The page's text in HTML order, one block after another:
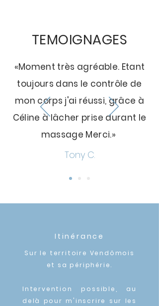
TEMOIGNAGES
«Moment très agréable. Etant
toujours dans le contrôle de
mon corps j'ai réussi, grâce à
Céline à lâcher prise durant le
massage Merci.»
Tony C.
Itinérance
Sur le territoire Vendômois
et sa périphérie.
Intervention possible, au
delà pour m'inscrire sur les